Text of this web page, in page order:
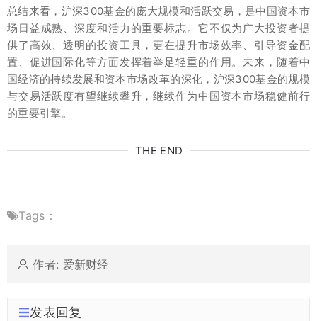
总结来看，沪深300基金的庞大规模和活跃交易，是中国资本市
场日益成熟、深度和活力的重要标志。它不仅为广大投资者提
供了高效、透明的投资工具，更在提升市场效率、引导资金配
置、促进国际化等方面发挥着举足轻重的作用。未来，随着中
国经济的持续发展和资本市场改革的深化，沪深300基金的规模
与交易活跃度有望继续攀升，继续作为中国资本市场稳健前行
的重要引擎。
THE END
Tags：
作者: 爱新财经
发表回复